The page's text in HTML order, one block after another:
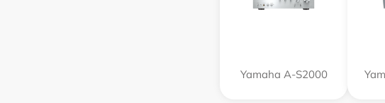
Yamaha A-S2000